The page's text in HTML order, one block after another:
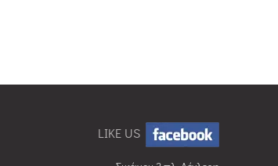
LIKE US